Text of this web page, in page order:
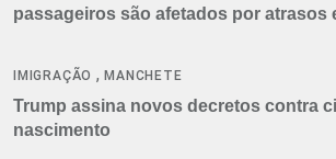
passageiros são afetados por atrasos
IMIGRAÇÃO ,MANCHETE
Trump assina novos decretos contra
nascimento